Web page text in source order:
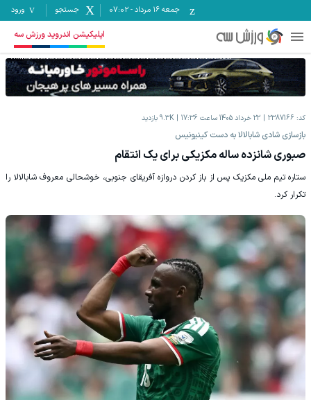
جمعه ۱۶ مرداد -
07:02 جستجو ورود
اپلیکیشن اندروید ورزش سه
کد: 2387166 22 خرداد 1405 ساعت 17:36 9.3K بازدید
بازسازی شادی شابالالا به دست کینیونیس
صبوری شانزده ساله مکزیکی برای یک انتقام
ستاره تیم ملی مکزیک پس از باز کردن دروازه آفریقای جنوبی، خوشحالی معروف شابالالا را
تکرار کرد.